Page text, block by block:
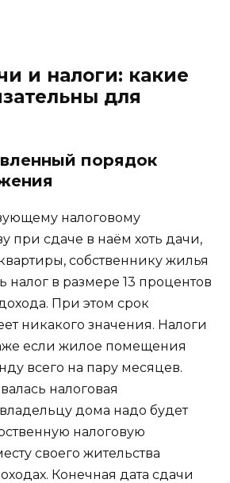
и налоги: какие
для
порядок
налоговому
при сдаче в наём хоть дачи,
собственнику жилья
налог в размере 13 процентов
При этом срок
никакого значения. Налоги
если жилое помещения
всего на пару месяцев.
налоговая
дома надо будет
налоговую
своего жительства
Конечная дата сдачи